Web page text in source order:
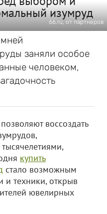
изумруд
66.ru, от партнеров
заняли особое
человеком,
воссоздать
купить
стало возможным
и техники, открыв
ювелирных